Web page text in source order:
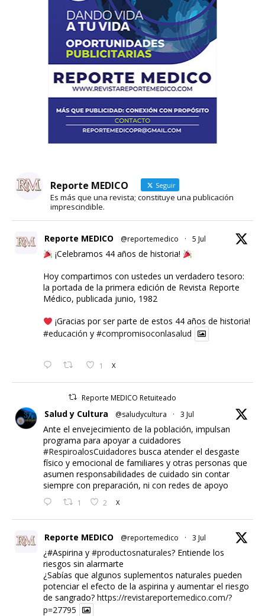
Reporte MEDICO Seguir
Es más que una revista; constituye una publicación
imprescindible.
Reporte MEDICO @reportemedico · 5 Jul
¡Celebramos 44 años de historia!
Hoy compartimos con ustedes un verdadero tesoro:
la portada de la primera edición de Revista Reporte
Médico, publicada junio, 1982
¡Gracias por ser parte de estos 44 años de historia!
#educación y #compromisoconlasalud
1 X
Reporte MEDICO Retuiteado
Salud y Cultura @saludycultura · 3 Jul
Ante el envejecimiento de la población, impulsan
programa para apoyar a cuidadores
#RespiroalosCuidadores busca atender el desgaste
físico y emocional de familiares y otras personas que
asumen responsabilidades de cuidado sin contar
siempre con preparación, ni con redes de apoyo
1 2 X
Reporte MEDICO @reportemedico · 3 Jul
¿#Aspirina y #productosnaturales? Entiende los
riesgos sin alarmarte
¿Sabías que algunos suplementos naturales pueden
potenciar el efecto de la aspirina y aumentar el riesgo
de sangrado? https://revistareportemedico.com/?
p=27795